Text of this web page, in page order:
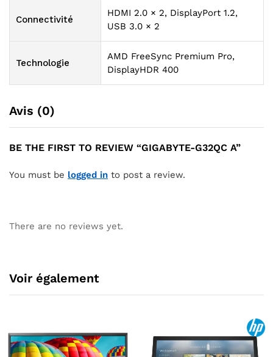
Connectivité
HDMI 2.0 × 2, DisplayPort 1.2,
USB 3.0 × 2
Technologie
AMD FreeSync Premium Pro,
DisplayHDR 400
Avis (0)
BE THE FIRST TO REVIEW “GIGABYTE-G32QC A”
You must be logged in to post a review.
There are no reviews yet.
Voir également